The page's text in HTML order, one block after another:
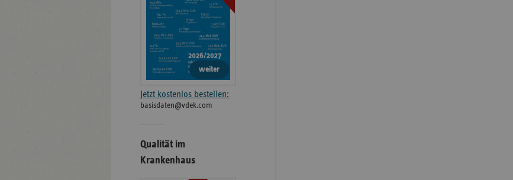
weiter
Jetzt kostenlos bestellen:
basisdaten@vdek.com
Qualität im
Krankenhaus